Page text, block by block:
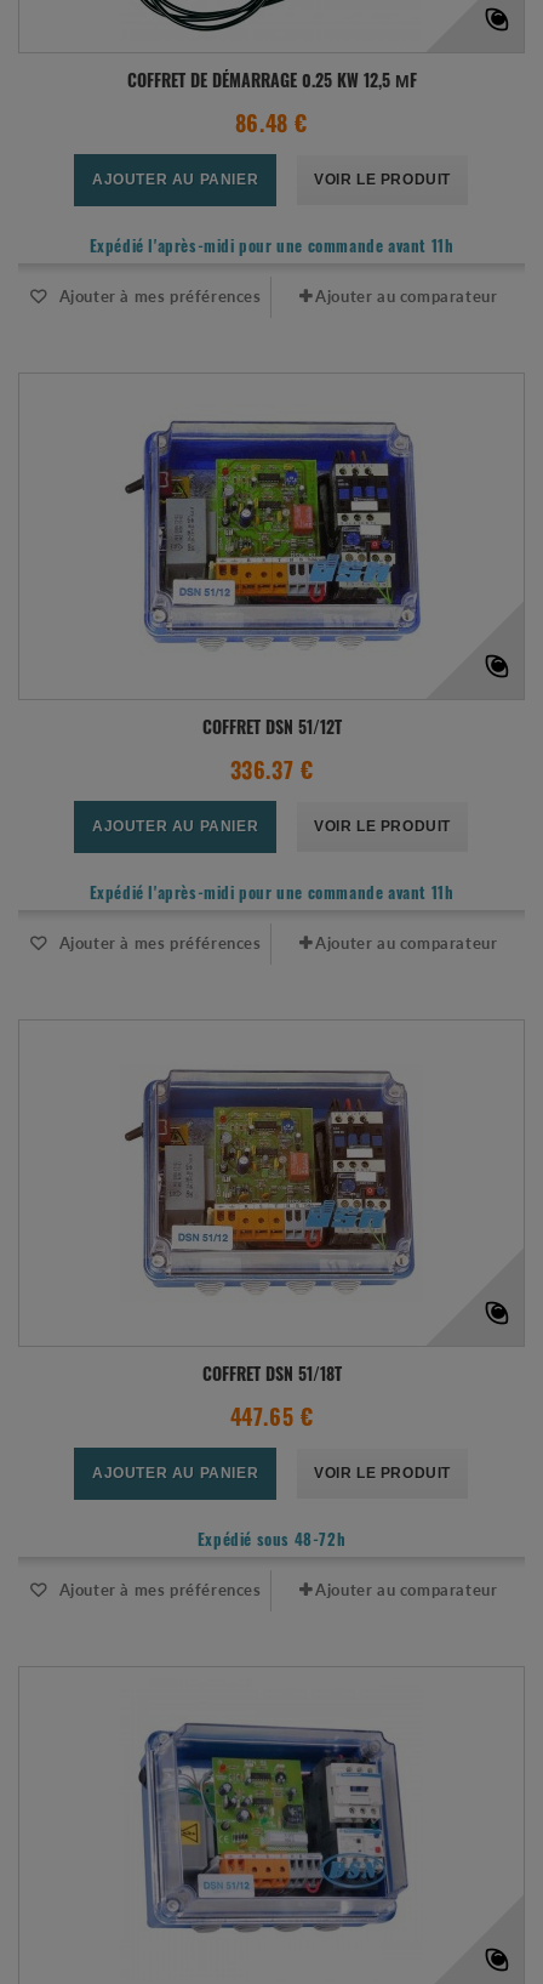
COFFRET DE DÉMARRAGE 0.25 KW 12,5 ΜF
86.48 €
AJOUTER AU PANIER VOIR LE PRODUIT
Expédié l'après-midi pour une commande avant 11h
Ajouter à mes préférences Ajouter au comparateur
COFFRET DSN 51/12T
336.37 €
AJOUTER AU PANIER VOIR LE PRODUIT
Expédié l'après-midi pour une commande avant 11h
Ajouter à mes préférences Ajouter au comparateur
COFFRET DSN 51/18T
447.65 €
AJOUTER AU PANIER VOIR LE PRODUIT
Expédié sous 48-72h
Ajouter à mes préférences Ajouter au comparateur